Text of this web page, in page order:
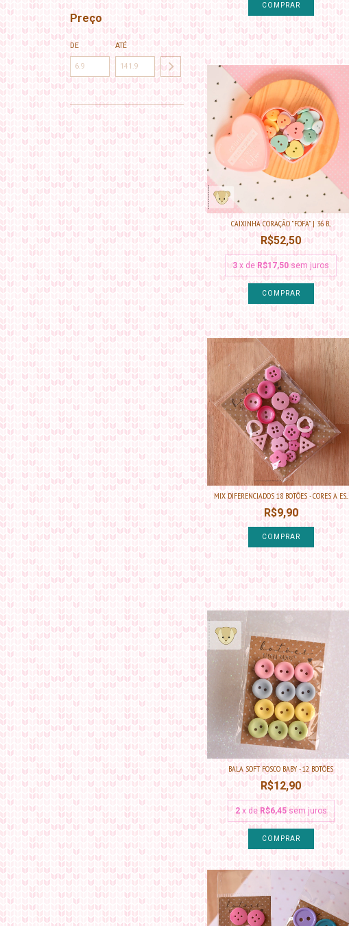
Preço
DE ATÉ
COMPRAR
CAIXINHA CORAÇÃO "FOFA" | 36 B...
R$52,50
3 x deR$17,50 sem juros
MIX DIFERENCIADOS 18 BOTÕES - CORES A ES...
R$9,90
COMPRAR
BALA SOFT FOSCO BABY - 12 BOTÕES
R$12,90
2 x deR$6,45 sem juros